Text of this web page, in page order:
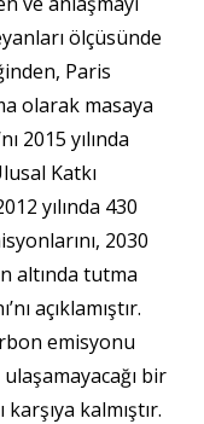
ölçüsünde
Paris
olarak masaya
2015 yılında
Katkı
yılında 430
2030
altında tutma
açıklamıştır.
emisyonu
bir
kalmıştır.